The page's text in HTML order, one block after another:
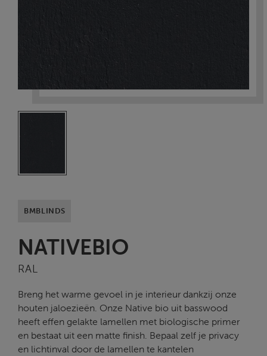
BMBLINDS
NATIVEBIO
RAL
Breng het warme gevoel in je interieur dankzij onze
houten jaloezieën. Onze Native bio uit basswood
heeft effen gelakte lamellen met biologische primer
en bestaat uit een matte finish. Bepaal zelf je privacy
en lichtinval door de lamellen te kantelen